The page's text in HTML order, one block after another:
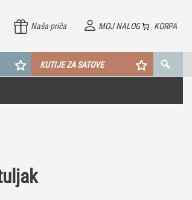
MOJ NALOG KORPA
Naša priča
KUTIJE ZA SATOVE